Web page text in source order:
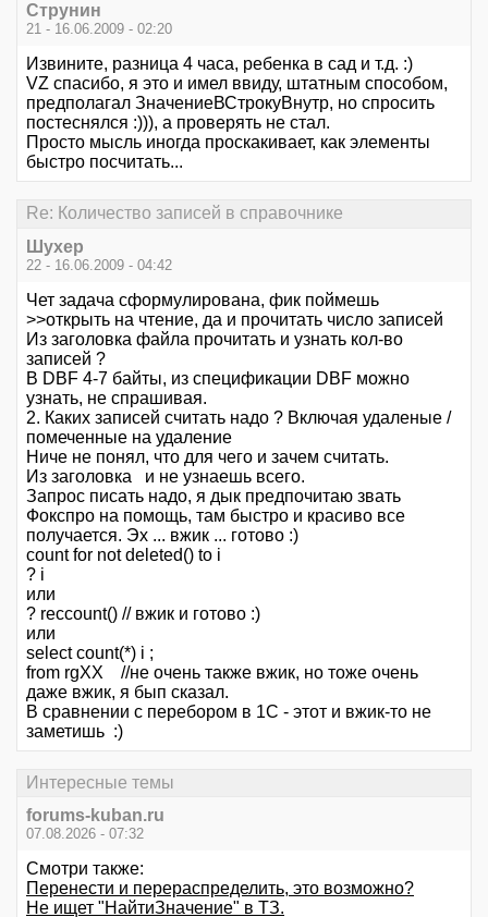
Струнин
21 - 16.06.2009 - 02:20
Извините, разница 4 часа, ребенка в сад и т.д. :)
VZ спасибо, я это и имел ввиду, штатным способом,
предполагал ЗначениеВСтрокуВнутр, но спросить
постеснялся :))), а проверять не стал.
Просто мысль иногда проскакивает, как элементы
быстро посчитать...
Re: Количество записей в справочнике
Шухер
22 - 16.06.2009 - 04:42
Чет задача сформулирована, фик поймешь
>>открыть на чтение, да и прочитать число записей
Из заголовка файла прочитать и узнать кол-во
записей ?
В DBF 4-7 байты, из спецификации DBF можно
узнать, не спрашивая.
2. Каких записей считать надо ? Включая удаленые /
помеченные на удаление
Ниче не понял, что для чего и зачем считать.
Из заголовка и не узнаешь всего.
Запрос писать надо, я дык предпочитаю звать
Фокспро на помощь, там быстро и красиво все
получается. Эх ... вжик ... готово :)
count for not deleted() to i
? i
или
? reccount() // вжик и готово :)
или
select count(*) i ;
from rgХХ //не очень также вжик, но тоже очень
даже вжик, я бып сказал.
В сравнении с перебором в 1С - этот и вжик-то не
заметишь :)
Интересные темы
forums-kuban.ru
07.08.2026 - 07:32
Смотри также:
Перенести и перераспределить, это возможно?
Не ищет "НайтиЗначение" в ТЗ.